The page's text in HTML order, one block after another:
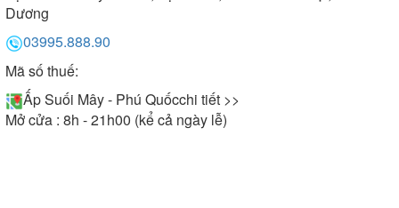
Dương
03995.888.90
Mã số thuế:
Ấp Suối Mây - Phú Quốcchi tiết >>
Mở cửa : 8h - 21h00 (kể cả ngày lễ)